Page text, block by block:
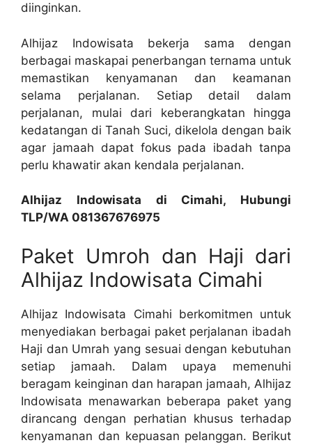
diinginkan.
Alhijaz Indowisata bekerja sama dengan
berbagai maskapai penerbangan ternama untuk
memastikan kenyamanan dan keamanan
selama perjalanan. Setiap detail dalam
perjalanan, mulai dari keberangkatan hingga
kedatangan di Tanah Suci, dikelola dengan baik
agar jamaah dapat fokus pada ibadah tanpa
perlu khawatir akan kendala perjalanan.
Alhijaz Indowisata di Cimahi, Hubungi
TLP/WA 081367676975
Paket Umroh dan Haji dari
Alhijaz Indowisata Cimahi
Alhijaz Indowisata Cimahi berkomitmen untuk
menyediakan berbagai paket perjalanan ibadah
Haji dan Umrah yang sesuai dengan kebutuhan
setiap jamaah. Dalam upaya memenuhi
beragam keinginan dan harapan jamaah, Alhijaz
Indowisata menawarkan beberapa paket yang
dirancang dengan perhatian khusus terhadap
kenyamanan dan kepuasan pelanggan. Berikut